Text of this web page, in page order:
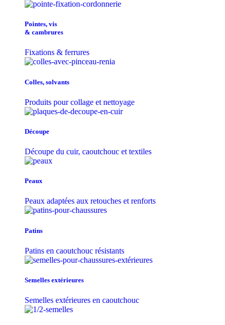
Pointes, vis
& cambrures
Fixations & ferrures
Colles, solvants
Produits pour collage et nettoyage
Découpe
Découpe du cuir, caoutchouc et textiles
Peaux
Peaux adaptées aux retouches et renforts
Patins
Patins en caoutchouc résistants
Semelles extérieures
Semelles extérieures en caoutchouc